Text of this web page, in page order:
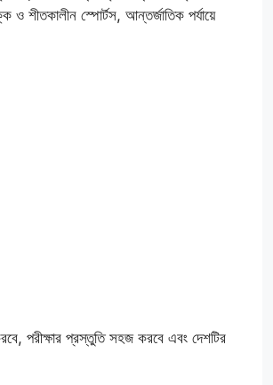
ও শীতকালীন স্পোর্টস, আন্তর্জাতিক পর্যায়ে
পরীক্ষার প্রস্তুতি সহজ করবে এবং দেশটির